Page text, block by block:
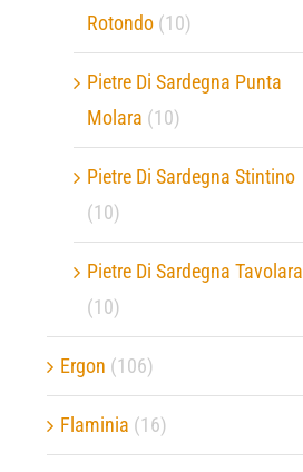
Rotondo (10)
Pietre Di Sardegna Punta
Molara (10)
Pietre Di Sardegna Stintino
(10)
Pietre Di Sardegna Tavolara
(10)
Ergon (106)
Flaminia (16)